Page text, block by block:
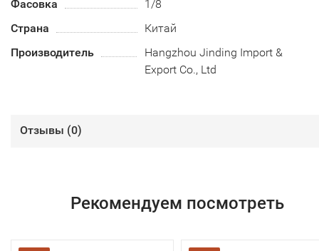
Фасовка
1/8
Страна
Китай
Производитель
Hangzhou Jinding Import &
Export Co., Ltd
Отзывы (0)
Рекомендуем посмотреть